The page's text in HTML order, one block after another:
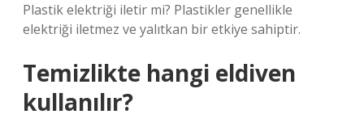
Plastik elektriği iletir mi? Plastikler genellikle
elektriği iletmez ve yalıtkan bir etkiye sahiptir.
Temizlikte hangi eldiven
kullanılır?